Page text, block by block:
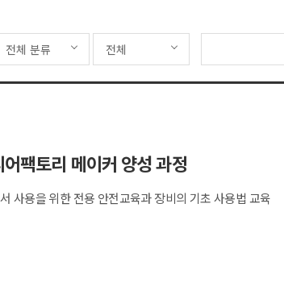
전체 분류 전체
팩토리 메이커 양성 과정
사용을 위한 전용 안전교육과 장비의 기초 사용법 교육